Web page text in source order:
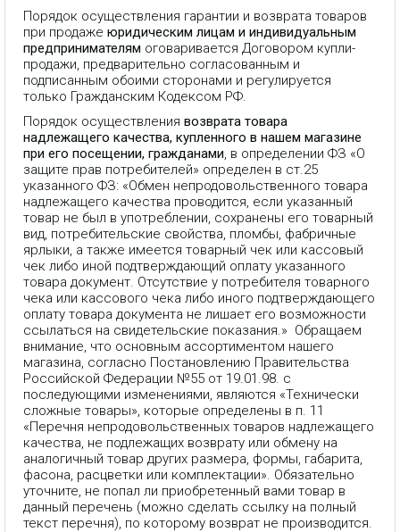
Порядок осуществления гарантии и возврата товаров
при продаже юридическим лицам и индивидуальным
предпринимателям оговаривается Договором купли-
продажи, предварительно согласованным и
подписанным обоими сторонами и регулируется
только Гражданским Кодексом РФ.
Порядок осуществления возврата товара
надлежащего качества, купленного в нашем магазине
при его посещении, гражданами , в определении ФЗ «О
защите прав потребителей» определен в ст.25
указанного ФЗ: «Обмен непродовольственного товара
надлежащего качества проводится, если указанный
товар не был в употреблении, сохранены его товарный
вид, потребительские свойства, пломбы, фабричные
ярлыки, а также имеется товарный чек или кассовый
чек либо иной подтверждающий оплату указанного
товара документ. Отсутствие у потребителя товарного
чека или кассового чека либо иного подтверждающего
оплату товара документа не лишает его возможности
ссылаться на свидетельские показания.» Обращаем
внимание, что основным ассортиментом нашего
магазина, согласно Постановлению Правительства
Российской Федерации №55 от 19.01.98. с
последующими изменениями, являются «Технически
сложные товары», которые определены в п. 11
«Перечня непродовольственных товаров надлежащего
качества, не подлежащих возврату или обмену на
аналогичный товар других размера, формы, габарита,
фасона, расцветки или комплектации». Обязательно
уточните, не попал ли приобретенный вами товар в
данный перечень (можно сделать ссылку на полный
текст перечня), по которому возврат не производится.